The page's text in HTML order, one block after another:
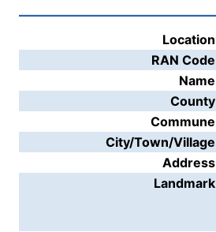
Location
RAN Code
Name
County
Commune
City/Town/Village
Address
Landmark